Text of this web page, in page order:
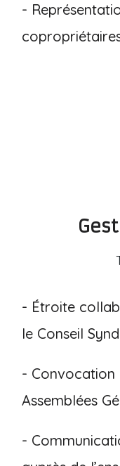
-
- Étroite
le Conseil
- Convocation
Assemblées
-